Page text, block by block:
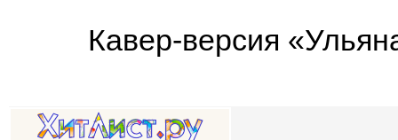
Кавер-версия